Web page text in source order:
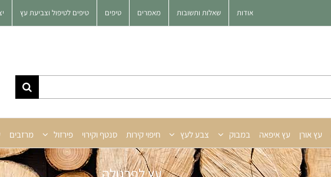
אודות שאלות ותשובות מאמרים טיפים טיפים לטיפול וצביעת עץ
עץ אורן עץ איפאה במבוק צבע לעץ חיפוי קירות סנטף וקירוי פירזול מרזבים